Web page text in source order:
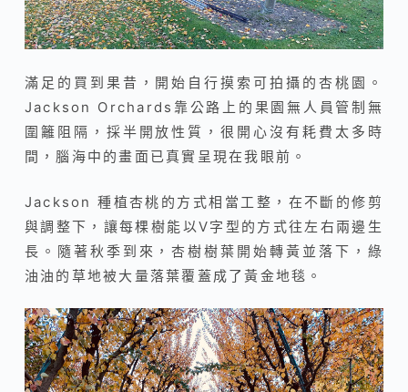
滿足的買到果昔，開始自行摸索可拍攝的杏桃園。
Jackson Orchards靠公路上的果園無人員管制無
圍籬阻隔，採半開放性質，很開心沒有耗費太多時
間，腦海中的畫面已真實呈現在我眼前。
Jackson 種植杏桃的方式相當工整，在不斷的修剪
與調整下，讓每棵樹能以V字型的方式往左右兩邊生
長。隨著秋季到來，杏樹樹葉開始轉黃並落下，綠
油油的草地被大量落葉覆蓋成了黃金地毯。